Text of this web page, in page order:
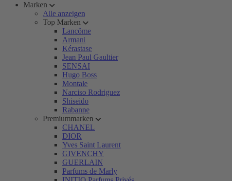
Marken
Alle anzeigen
Top Marken
Lancôme
Armani
Kérastase
Jean Paul Gaultier
SENSAI
Hugo Boss
Montale
Narciso Rodriguez
Shiseido
Rabanne
Premiummarken
CHANEL
DIOR
Yves Saint Laurent
GIVENCHY
GUERLAIN
Parfums de Marly